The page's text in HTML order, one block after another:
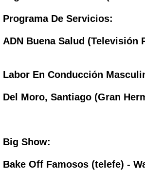
Programa De Servicios:
ADN Buena Salud (Televisión
Labor En Conducción
Del Moro, Santiago (Gran
Big Show:
Bake Off Famosos (telefe) -